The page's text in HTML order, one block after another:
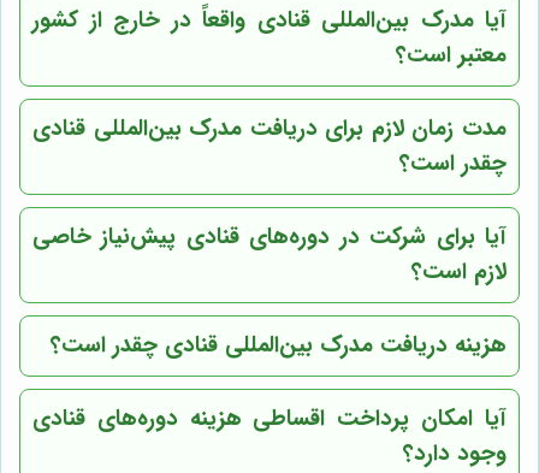
آیا مدرک بین‌المللی قنادی واقعاً در خارج از کشور
معتبر است؟
مدت زمان لازم برای دریافت مدرک بین‌المللی قنادی
چقدر است؟
آیا برای شرکت در دوره‌های قنادی پیش‌نیاز خاصی
لازم است؟
هزینه دریافت مدرک بین‌المللی قنادی چقدر است؟
آیا امکان پرداخت اقساطی هزینه دوره‌های قنادی
وجود دارد؟